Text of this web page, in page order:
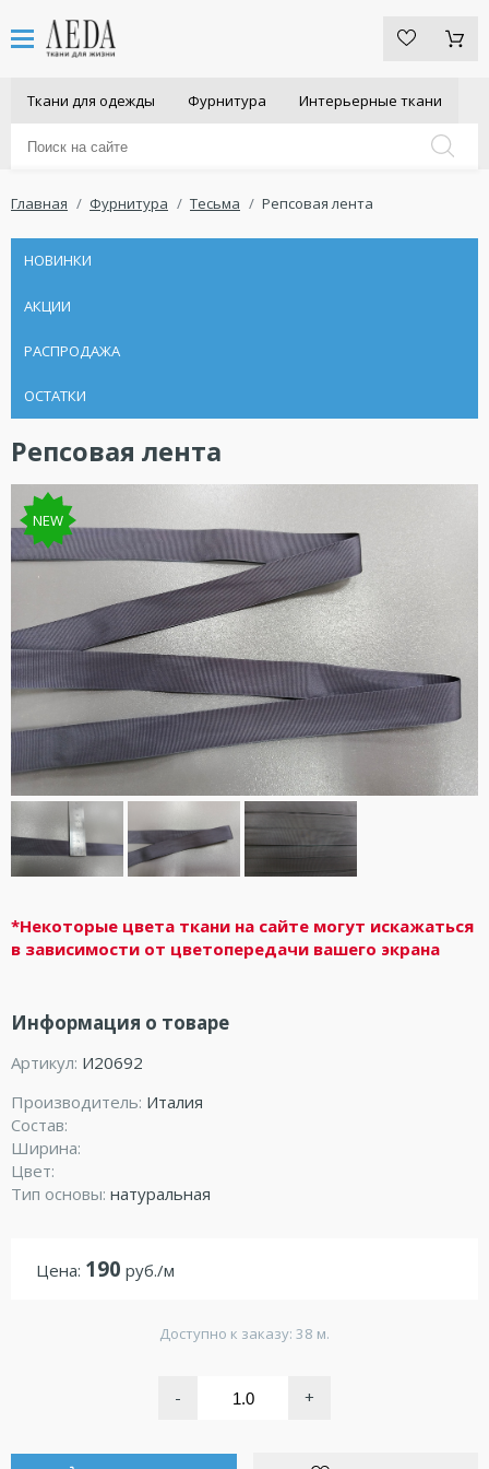
Ткани для одежды Фурнитура Интерьерные ткани
Главная Фурнитура Тесьма Репсовая лента
НОВИНКИ
АКЦИИ
РАСПРОДАЖА
ОСТАТКИ
Репсовая лента
NEW
*Некоторые цвета ткани на сайте могут искажаться
в зависимости от цветопередачи вашего экрана
Информация о товаре
Артикул: И20692
Производитель: Италия
Состав:
Ширина:
Цвет:
Тип основы: натуральная
Цена: 190 руб./м
Доступно к заказу: 38 м.
- +